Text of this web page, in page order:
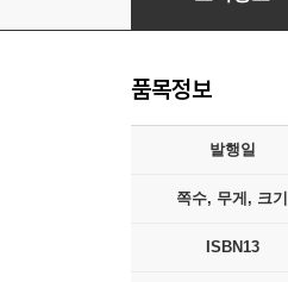
품목정보
발행일
쪽수, 무게, 크기
ISBN13